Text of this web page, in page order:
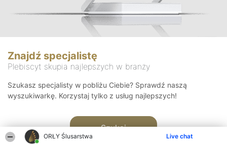
ORŁY Ślusarstwa Live chat
Znajdź specjalistę
Plebiscyt skupia najlepszych w branży
Szukasz specjalisty w pobliżu Ciebie? Sprawdź naszą
wyszukiwarkę. Korzystaj tylko z usług najlepszych!
Szukaj